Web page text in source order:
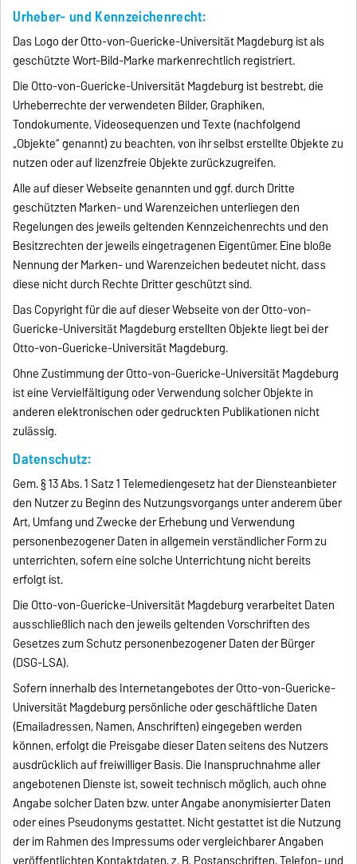
Urheber- und Kennzeichenrecht:
Das Logo der Otto-von-Guericke-Universität Magdeburg ist als
geschützte Wort-Bild-Marke markenrechtlich registriert.
Die Otto-von-Guericke-Universität Magdeburg ist bestrebt, die
Urheberrechte der verwendeten Bilder, Graphiken,
Tondokumente, Videosequenzen und Texte (nachfolgend
„Objekte“ genannt) zu beachten, von ihr selbst erstellte Objekte zu
nutzen oder auf lizenzfreie Objekte zurückzugreifen.
Alle auf dieser Webseite genannten und ggf. durch Dritte
geschützten Marken- und Warenzeichen unterliegen den
Regelungen des jeweils geltenden Kennzeichenrechts und den
Besitzrechten der jeweils eingetragenen Eigentümer. Eine bloße
Nennung der Marken- und Warenzeichen bedeutet nicht, dass
diese nicht durch Rechte Dritter geschützt sind.
Das Copyright für die auf dieser Webseite von der Otto-von-
Guericke-Universität Magdeburg erstellten Objekte liegt bei der
Otto-von-Guericke-Universität Magdeburg.
Ohne Zustimmung der Otto-von-Guericke-Universität Magdeburg
ist eine Vervielfältigung oder Verwendung solcher Objekte in
anderen elektronischen oder gedruckten Publikationen nicht
zulässig.
Datenschutz:
Gem. § 13 Abs. 1 Satz 1 Telemediengesetz hat der Diensteanbieter
den Nutzer zu Beginn des Nutzungsvorgangs unter anderem über
Art, Umfang und Zwecke der Erhebung und Verwendung
personenbezogener Daten in allgemein verständlicher Form zu
unterrichten, sofern eine solche Unterrichtung nicht bereits
erfolgt ist.
Die Otto-von-Guericke-Universität Magdeburg verarbeitet Daten
ausschließlich nach den jeweils geltenden Vorschriften des
Gesetzes zum Schutz personenbezogener Daten der Bürger
(DSG-LSA).
Sofern innerhalb des Internetangebotes der Otto-von-Guericke-
Universität Magdeburg persönliche oder geschäftliche Daten
(Emailadressen, Namen, Anschriften) eingegeben werden
können, erfolgt die Preisgabe dieser Daten seitens des Nutzers
ausdrücklich auf freiwilliger Basis. Die Inanspruchnahme aller
angebotenen Dienste ist, soweit technisch möglich, auch ohne
Angabe solcher Daten bzw. unter Angabe anonymisierter Daten
oder eines Pseudonyms gestattet. Nicht gestattet ist die Nutzung
der im Rahmen des Impressums oder vergleichbarer Angaben